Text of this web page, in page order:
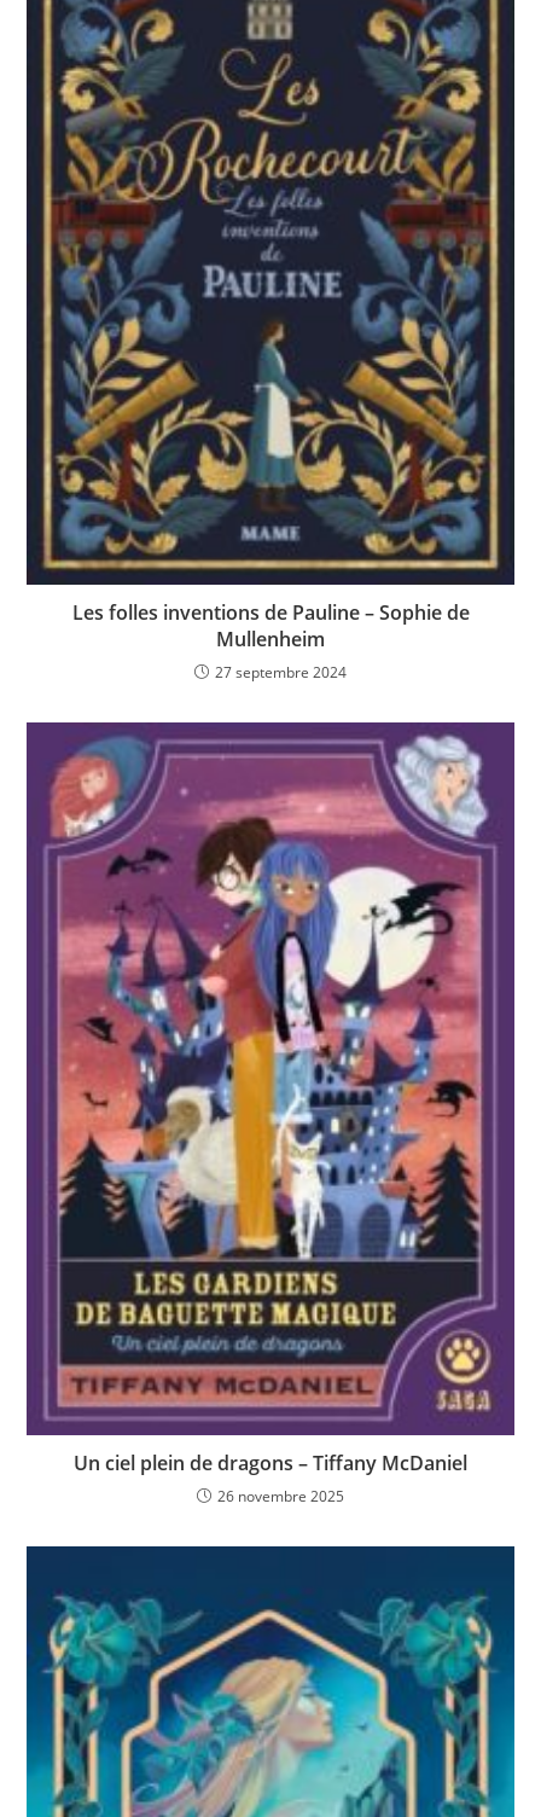
Les folles inventions de Pauline – Sophie de
Mullenheim
27 septembre 2024
Un ciel plein de dragons – Tiffany McDaniel
26 novembre 2025